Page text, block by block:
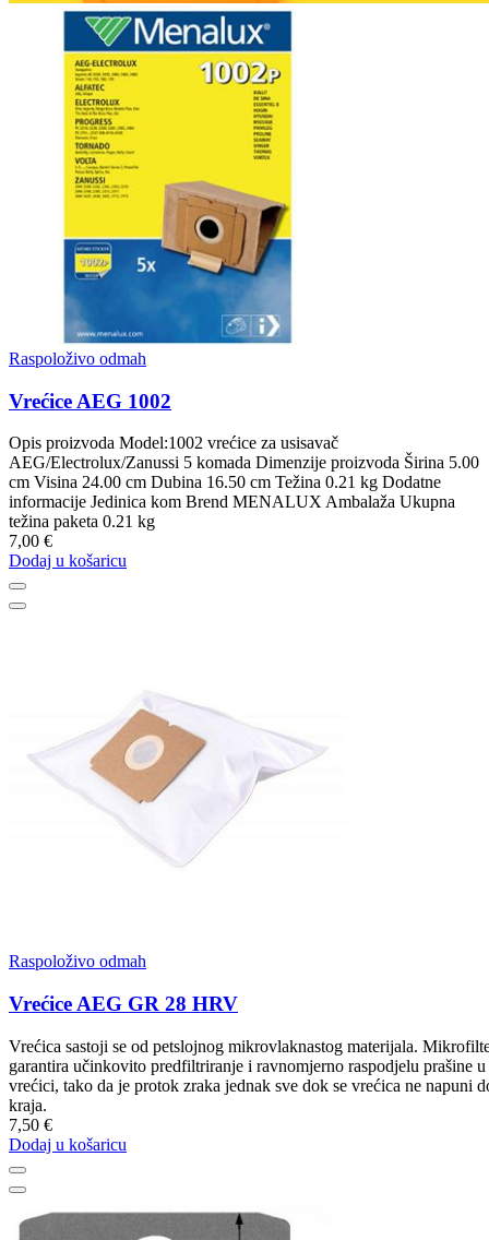
Raspoloživo odmah
Vrećice AEG 1002
Opis proizvoda Model:1002 vrećice za usisavač
AEG/Electrolux/Zanussi 5 komada Dimenzije proizvoda Širina 5.00
cm Visina 24.00 cm Dubina 16.50 cm Težina 0.21 kg Dodatne
informacije Jedinica kom Brend MENALUX Ambalaža Ukupna
težina paketa 0.21 kg
7,00 €
Dodaj u košaricu
Raspoloživo odmah
Vrećice AEG GR 28 HRV
Vrećica sastoji se od petslojnog mikrovlaknastog materijala.
garantira učinkovito predfiltriranje i ravnomjerno raspodjelu prašine u
vrećici, tako da je protok zraka jednak sve dok se vrećica ne napuni
kraja.
7,50 €
Dodaj u košaricu